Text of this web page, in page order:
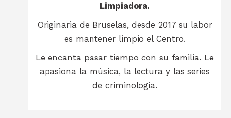
Limpiadora.
Originaria de Bruselas, desde 2017 su labor
es mantener limpio el Centro.
Le encanta pasar tiempo con su familia. Le
apasiona la música, la lectura y las series
de criminologia.